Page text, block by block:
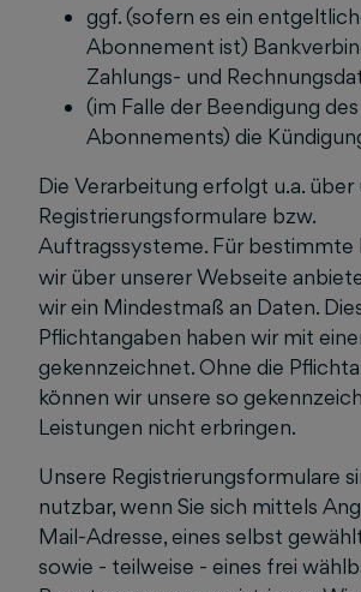
ggf. (sofern es ein
Abonnement ist)
Zahlungs- und
(im Falle der Beendigung des
Abonnements) die
Die Verarbeitung erfolgt u.a. über
Registrierungsformulare bzw.
Auftragssysteme. Für bestimmte
wir über unserer Webseite
wir ein Mindestmaß an Daten.
Pflichtangaben haben wir mit
gekennzeichnet. Ohne die
können wir unsere so
Leistungen nicht erbringen.
Unsere Registrierungsformulare
nutzbar, wenn Sie sich mittels
Mail-Adresse, eines selbst
sowie - teilweise - eines frei